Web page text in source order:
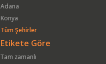
Adana
Konya
Tüm Şehirler
Etikete Göre
Tam zamanlı